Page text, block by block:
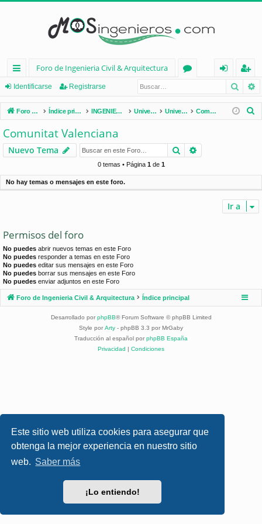
Este sitio web utiliza cookies para asegurar que
obtenga la mejor experiencia en nuestro sitio
web. Saber más
¡Lo entiendo!
nl
ac
es
rá
pi
d
Foro de Ingenieria Civil & Arquitectura
os
nt
ifi
e
eg
ist
ra
Identificarse Registrarse
Foro de Ingenieria Civil & Arquitectura Índice principal INGENIERÍA CIVIL (España) Universidades de España Universidades por Comunidades Comunitat Valenciana
r
Comunitat Valenciana
Nuevo Tema Buscar
0 temas • Página 1de 1
No hay temas o mensajes en este foro.
Ir a
Permisos del foro
No puedes abrir nuevos temas en este Foro
No puedes responder a temas en este Foro
No puedes editar sus mensajes en este Foro
No puedes borrar sus mensajes en este Foro
No puedes enviar adjuntos en este Foro
Foro de Ingenieria Civil & Arquitectura Índice principal
Desarrollado por phpBB® Forum Software © phpBB Limited
Style por Arty - phpBB 3.3 por MrGaby
Traducción al español por phpBB España
Privacidad | Condiciones